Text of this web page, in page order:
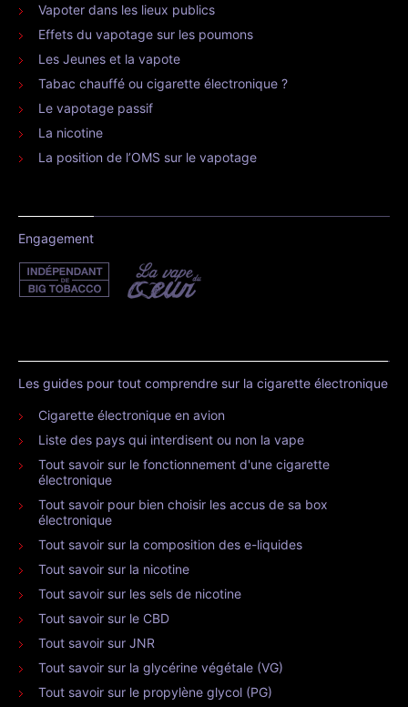
Vapoter dans les lieux publics
Effets du vapotage sur les poumons
Les Jeunes et la vapote
Tabac chauffé ou cigarette électronique ?
Le vapotage passif
La nicotine
La position de l’OMS sur le vapotage
Engagement
Les guides pour tout comprendre sur la cigarette électronique
Cigarette électronique en avion
Liste des pays qui interdisent ou non la vape
Tout savoir sur le fonctionnement d'une cigarette
électronique
Tout savoir pour bien choisir les accus de sa box
électronique
Tout savoir sur la composition des e-liquides
Tout savoir sur la nicotine
Tout savoir sur les sels de nicotine
Tout savoir sur le CBD
Tout savoir sur JNR
Tout savoir sur la glycérine végétale (VG)
Tout savoir sur le propylène glycol (PG)